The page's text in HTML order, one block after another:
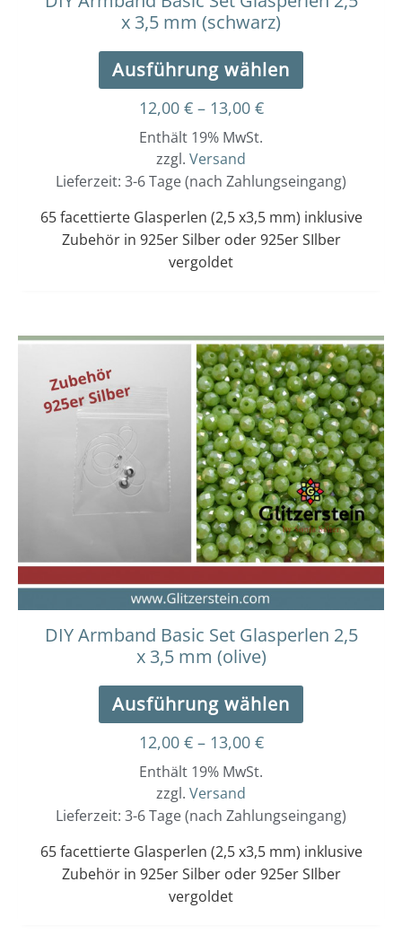
x 3,5 mm (schwarz)
Ausführung wählen
12,00 € – 13,00 €
Enthält 19% MwSt.
zzgl. Versand
Lieferzeit: 3-6 Tage (nach Zahlungseingang)
65 facettierte Glasperlen (2,5 x3,5 mm) inklusive
Zubehör in 925er Silber oder 925er SIlber
vergoldet
DIY Armband Basic Set Glasperlen 2,5
x 3,5 mm (olive)
Ausführung wählen
Dieses
Produkt
weist
mehrere
Varianten
auf.
Die
Optionen
können
auf
der
werden
12,00 € – 13,00 €
Preisspanne:
12,00 €
bis
13,00 €
Enthält 19% MwSt.
zzgl. Versand
Lieferzeit: 3-6 Tage (nach Zahlungseingang)
65 facettierte Glasperlen (2,5 x3,5 mm) inklusive
Zubehör in 925er Silber oder 925er SIlber
vergoldet